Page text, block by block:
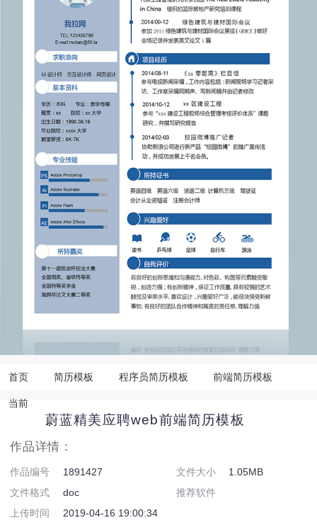
首页 简历模板 程序员简历模板 前端简历模板
当前
蔚蓝精美应聘web前端简历模板
作品详情：
作品编号 1891427 文件大小
1.05MB
文件格式
doc
推荐软件
上传时间
2019-04-16 19:00:34